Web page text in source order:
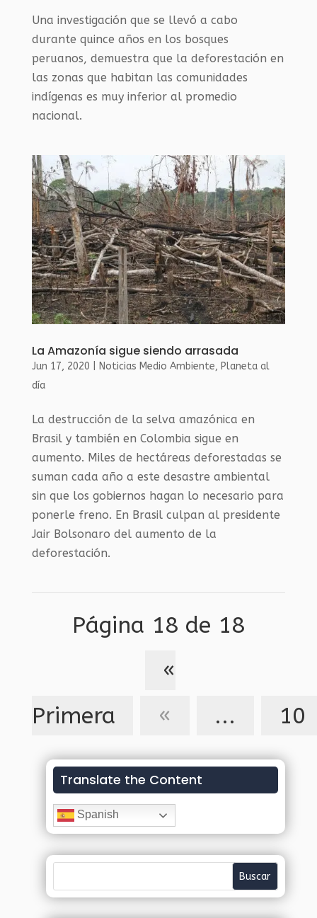
Una investigación que se llevó a cabo
durante quince años en los bosques
peruanos, demuestra que la deforestación en
las zonas que habitan las comunidades
indígenas es muy inferior al promedio
nacional.
La Amazonía sigue siendo arrasada
Jun 17, 2020 Noticias Medio Ambiente, Planeta al
día
La destrucción de la selva amazónica en
Brasil y también en Colombia sigue en
aumento. Miles de hectáreas deforestadas se
suman cada año a este desastre ambiental
sin que los gobiernos hagan lo necesario para
ponerle freno. En Brasil culpan al presidente
Jair Bolsonaro del aumento de la
deforestación.
Página 18 de 18
«
Primera
« ... 10
Translate the Content
Spanish